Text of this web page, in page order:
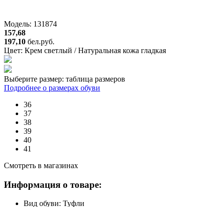
Модель: 131874
157,68
197,10 бел.руб.
Цвет: Крем светлый / Натуральная кожа гладкая
Выберите размер: таблица размеров
Подробнее о размерах обуви
36
37
38
39
40
41
Смотреть в магазинах
Информация о товаре:
Вид обуви: Туфли